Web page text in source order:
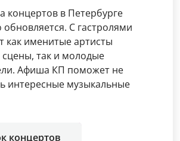
концертов в Петербурге
обновляется. С гастролями
как именитые артисты
сцены, так и молодые
Афиша КП поможет не
интересные музыкальные
концертов